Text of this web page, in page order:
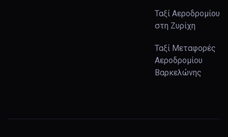
Ταξί Αεροδρομίου
στη Ζυρίχη
Ταξί Μεταφορές
Αεροδρομίου
Βαρκελώνης